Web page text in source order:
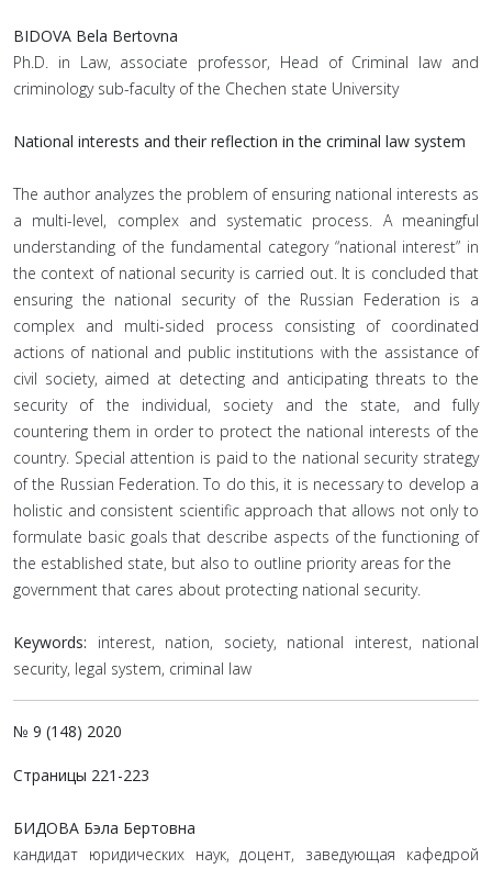
BIDOVA Bela Bertovna
Ph.D. in Law, associate professor, Head of Criminal law and
criminology sub-faculty of the Chechen state University
National interests and their reflection in the criminal law system
The author analyzes the problem of ensuring national interests as
a multi-level, complex and systematic process. A meaningful
understanding of the fundamental category “national interest” in
the context of national security is carried out. It is concluded that
ensuring the national security of the Russian Federation is a
complex and multi-sided process consisting of coordinated
actions of national and public institutions with the assistance of
civil society, aimed at detecting and anticipating threats to the
security of the individual, society and the state, and fully
countering them in order to protect the national interests of the
country. Special attention is paid to the national security strategy
of the Russian Federation. To do this, it is necessary to develop a
holistic and consistent scientific approach that allows not only to
formulate basic goals that describe aspects of the functioning of
the established state, but also to outline priority areas for the
government that cares about protecting national security.
Keywords: interest, nation, society, national interest, national
security, legal system, criminal law
№ 9 (148) 2020
Страницы 221-223
БИДОВА Бэла Бертовна
кандидат юридических наук, доцент, заведующая кафедрой